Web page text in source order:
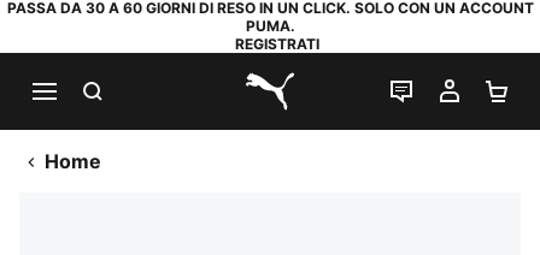
PASSA DA 30 A 60 GIORNI DI RESO IN UN CLICK. SOLO CON UN ACCOUNT
PUMA.
REGISTRATI
PUMA.com
CHAT IL MIO
Home